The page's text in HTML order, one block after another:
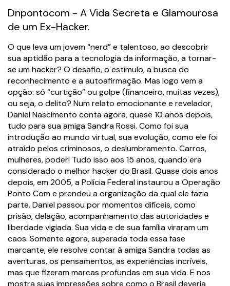
Dnpontocom - A Vida Secreta e Glamourosa
de um Ex-Hacker.
O que leva um jovem “nerd” e talentoso, ao descobrir
sua aptidão para a tecnologia da informação, a tornar-
se um hacker? O desafio, o estímulo, a busca do
reconhecimento e a autoafirmação. Mas logo vem a
opção: só “curtição” ou golpe (financeiro, muitas vezes),
ou seja, o delito? Num relato emocionante e revelador,
Daniel Nascimento conta agora, quase 10 anos depois,
tudo para sua amiga Sandra Rossi. Como foi sua
introdução ao mundo virtual, sua evolução, como ele foi
atraído pelos criminosos, o deslumbramento. Carros,
mulheres, poder! Tudo isso aos 15 anos, quando era
considerado o melhor hacker do Brasil. Quase dois anos
depois, em 2005, a Polícia Federal instaurou a Operação
Ponto Com e prendeu a organização da qual ele fazia
parte. Daniel passou por momentos difíceis, como
prisão, delação, acompanhamento das autoridades e
liberdade vigiada. Sua vida e de sua família viraram um
caos. Somente agora, superada toda essa fase
marcante, ele resolve contar à amiga Sandra todas as
aventuras, os pensamentos, as experiências incríveis,
mas que fizeram marcas profundas em sua vida. E nos
mostra suas impressões sobre como o Brasil deveria